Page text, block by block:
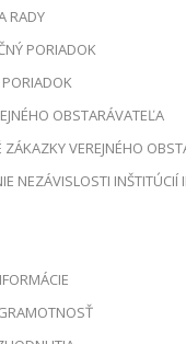
RADY
PORIADOK
OBSTARÁVATEĽA
ZÁKAZKY VEREJNÉHO
NEZÁVISLOSTI INŠTITÚCIÍ